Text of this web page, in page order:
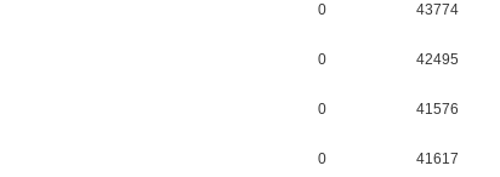
0 43774
0 42495
0 41576
0 41617